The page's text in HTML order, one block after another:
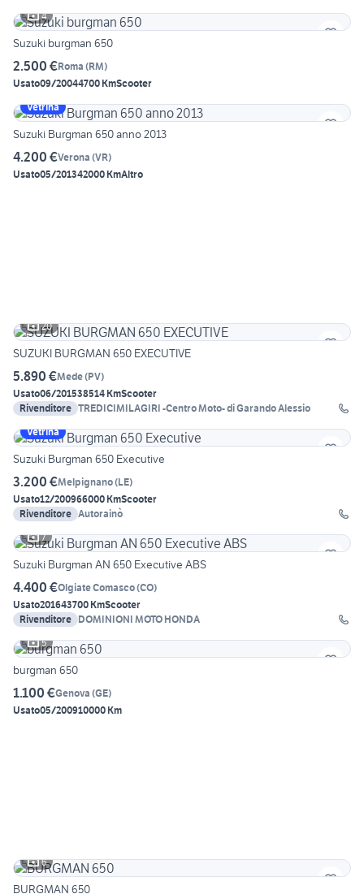
4
Suzuki burgman 650
2.500 €Roma (RM)
Usato09/20044700 KmScooter
Vetrina
Suzuki Burgman 650 anno 2013
4.200 €Verona (VR)
Usato05/201342000 KmAltro
20
SUZUKI BURGMAN 650 EXECUTIVE
5.890 €Mede(PV)
Usato06/201538514 KmScooter
Rivenditore TREDICIMILAGIRI -Centro Moto- di Garando Alessio
Vetrina
Suzuki Burgman 650 Executive
3.200 €Melpignano(LE)
Usato12/200966000 KmScooter
Rivenditore Autorainò
7
Suzuki Burgman AN 650 Executive ABS
4.400 €Olgiate Comasco(CO)
Usato201643700 KmScooter
Rivenditore DOMINIONI MOTO HONDA
5
burgman 650
1.100 €Genova (GE)
Usato05/200910000 Km
6
BURGMAN 650